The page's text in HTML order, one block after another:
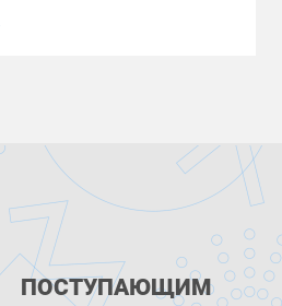
ПОСТУПАЮЩИМ